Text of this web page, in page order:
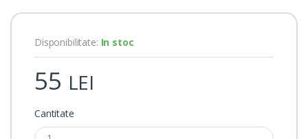
Disponibilitate: In stoc
55 LEI
Cantitate